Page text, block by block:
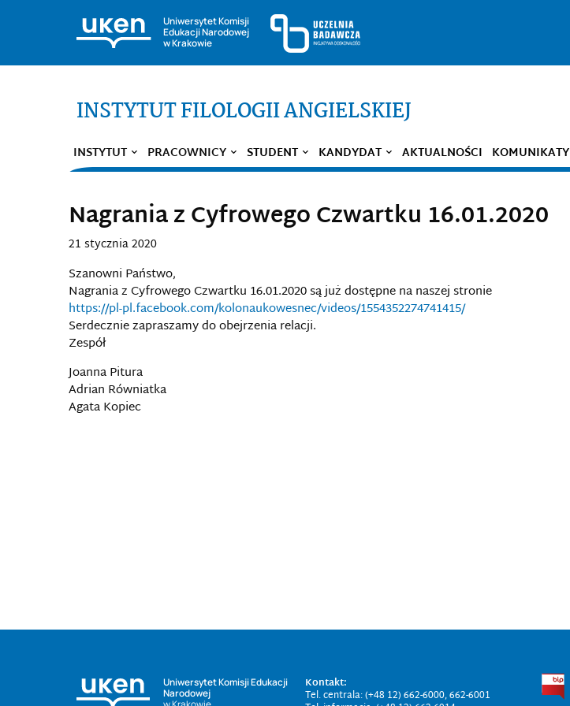
Uniwersytet Komisji
Edukacji Narodowej
w Krakowie
INSTYTUT FILOLOGII ANGIELSKIEJ
INSTYTUT PRACOWNICY STUDENT KANDYDAT AKTUALNOŚCI KOMUNIKATY
Nagrania z Cyfrowego Czwartku 16.01.2020
21 stycznia 2020
Szanowni Państwo,
Nagrania z Cyfrowego Czwartku 16.01.2020 są już dostępne na naszej stronie
https://pl-pl.facebook.com/kolonaukowesnec/videos/1554352274741415/
Serdecznie zapraszamy do obejrzenia relacji.
Zespół
Joanna Pitura
Adrian Równiatka
Agata Kopiec
Uniwersytet Komisji Edukacji
Narodowej
Kontakt:
Tel. centrala: (+48 12) 662-6000, 662-6001